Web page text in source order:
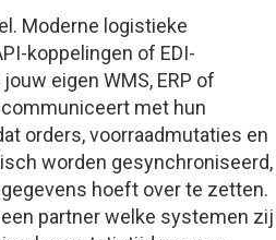
Moderne logistieke
koppelingen of EDI-
eigen WMS, ERP of
met hun
orders, voorraadmutaties en
worden gesynchroniseerd,
hoeft over te zetten.
partner welke systemen zij